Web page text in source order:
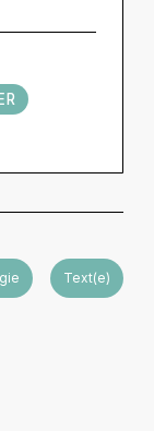
Text(e)